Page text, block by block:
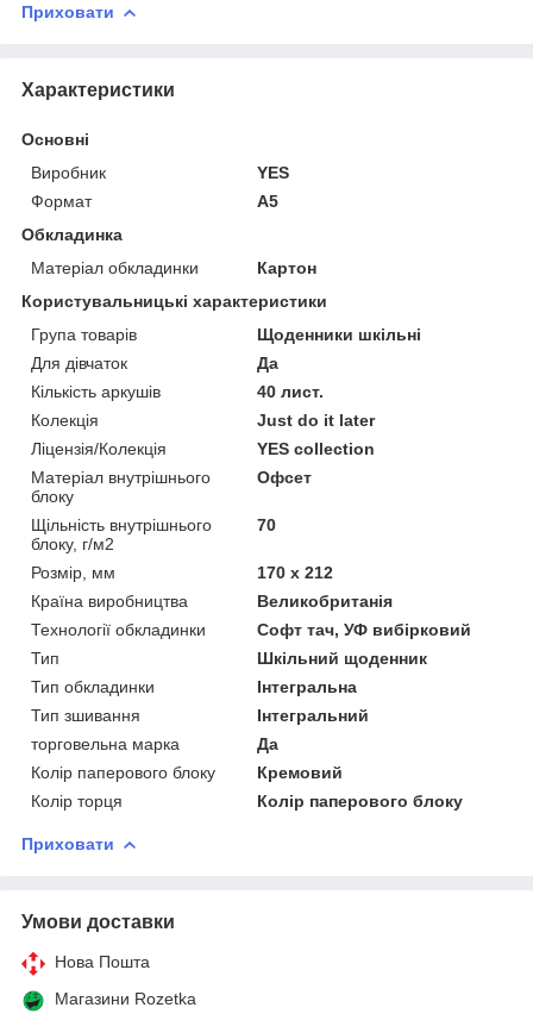
Приховати
Характеристики
Основні
Виробник
YES
Формат
A5
Обкладинка
Матеріал обкладинки
Картон
Користувальницькі характеристики
Група товарів
Щоденники шкільні
Для дівчаток
Да
Кількість аркушів
40 лист.
Колекція
Just do it later
Ліцензія/Колекція
YES collection
Матеріал внутрішнього
блоку
Офсет
Щільність внутрішнього
блоку, г/м2
70
Розмір, мм
170 х 212
Країна виробництва
Великобританія
Технології обкладинки
Софт тач, УФ вибірковий
Тип
Шкільний щоденник
Тип обкладинки
Інтегральна
Тип зшивання
Інтегральний
торговельна марка
Да
Колір паперового блоку
Кремовий
Колір торця
Колір паперового блоку
Приховати
Умови доставки
Нова Пошта
Магазини Rozetka